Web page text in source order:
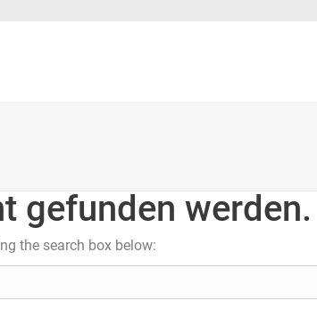
gefunden werden.
the search box below: